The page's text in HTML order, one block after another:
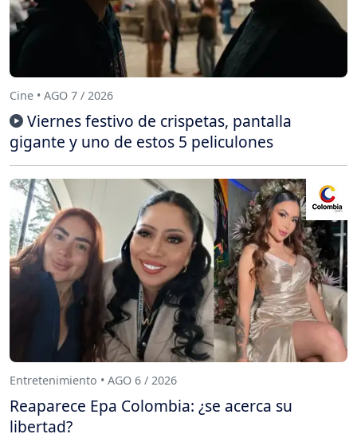
Cine • AGO 7 / 2026
Viernes festivo de crispetas, pantalla
gigante y uno de estos 5 peliculones
Entretenimiento • AGO 6 / 2026
Reaparece Epa Colombia: ¿se acerca su
libertad?